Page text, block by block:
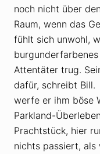
noch nicht über
Raum, wenn das
fühlt sich unwohl,
Attentäter trug.
dafür, schreibt Bill.
werfe er ihm böse
Parkland-
Prachtstück, hier
nichts passiert, als